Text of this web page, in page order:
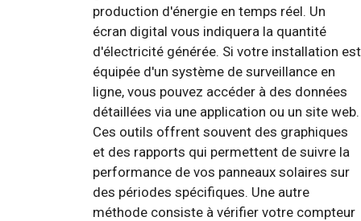
production d'énergie en temps réel. Un
écran digital vous indiquera la quantité
d'électricité générée. Si votre installation est
équipée d'un système de surveillance en
ligne, vous pouvez accéder à des données
détaillées via une application ou un site web.
Ces outils offrent souvent des graphiques
et des rapports qui permettent de suivre la
performance de vos panneaux solaires sur
des périodes spécifiques. Une autre
méthode consiste à vérifier votre compteur